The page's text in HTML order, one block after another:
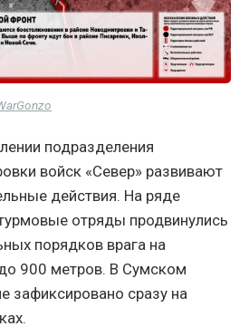
подразделения
войск «Север» развивают
действия. На ряде
отряды продвинулись
порядков врага на
900 метров. В Сумском
зафиксировано сразу на